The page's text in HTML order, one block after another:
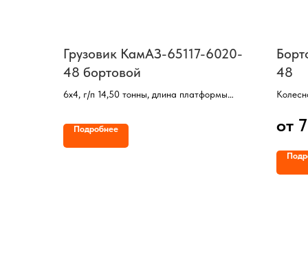
Грузовик КамАЗ-65117-6020-
48 бортовой
6х4, г/п 14,50 тонны, длина платформы
двигатель Cummins (300 л/с), КП ZF9
Подробнее
48
от